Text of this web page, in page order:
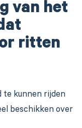
van het
ritten
te kunnen rijden
beschikken over